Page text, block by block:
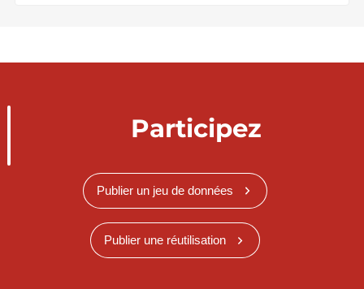
Participez
Publier un jeu de données
Publier une réutilisation